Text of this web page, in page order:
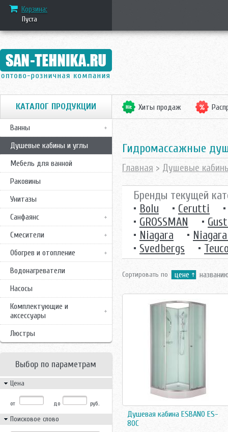
Корзина:
Пуста
КАТАЛОГ ПРОДУКЦИИ
Ванны
Душевые кабины и углы
Мебель для ванной
Раковины
Унитазы
Санфаянс
Смесители
Обогрев и отопление
Водонагреватели
Насосы
Комплектующие и
аксессуары
Люстры
Выбор по параметрам
Цена
от до руб.
Поисковое слово
Хиты продаж
Гидромассажные
Главная > Душевые
Бренды текущей
• Bolu • Cerutti
• GROSSMAN •
• Niagara •
• Svedbergs •
Сортировать по цене
Душевая кабина ESBANO ES-
80C